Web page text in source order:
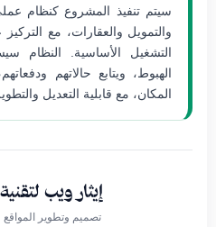
سيتم تنفيذ المشروع كنظام
والتمويل والعقارات، مع
التشغيل الأساسية. النظام
الهبوط، ويتابع حالاتهم
المكان، مع قابلية التعديل
إيثار ويب
تصميم وتطوير المواقع